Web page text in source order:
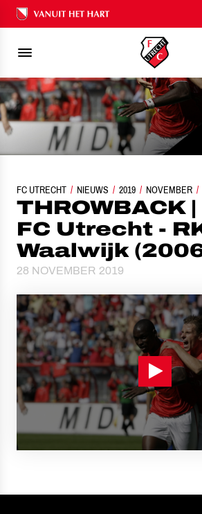
Ons nalatenschap
FC UTRECHT NIEUWS 2019 NOVEMBER
THROWBACK | FC UTRECHT -
THROWBACK |
FC Utrecht -
Waalwijk
28 NOVEMBER 2019